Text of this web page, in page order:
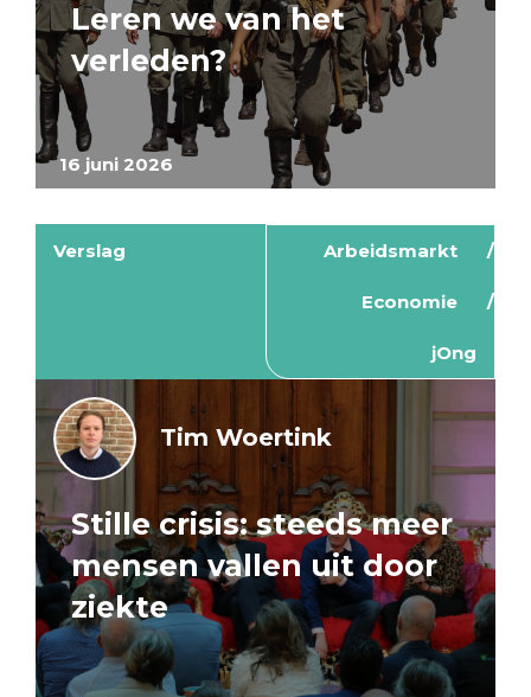
16 juni 2026
Leren we van het
verleden?
Verslag Arbeidsmarkt
Economie
jOng
Tim Woertink
Stille crisis: steeds meer
mensen vallen uit door
ziekte